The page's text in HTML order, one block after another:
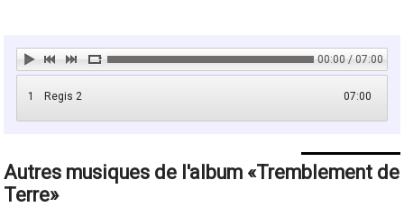
00:00 / 07:00
1 07:00
Regis 2
Autres musiques de l'album
Tremblement de
Terre